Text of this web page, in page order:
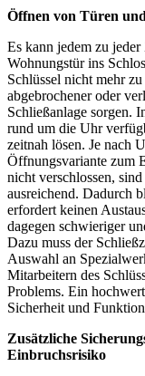
Öffnen von Türen
Es kann jedem zu
Wohnungstür ins
Schlüssel nicht mehr
abgebrochener oder
Schließanlage sorgen.
rund um die Uhr
zeitnah lösen. Je nach
Öffnungsvariante zum
nicht verschlossen,
ausreichend. Dadurch
erfordert keinen
dagegen schwieriger
Dazu muss der
Auswahl an
Mitarbeitern des
Problems. Ein
Sicherheit und
Zusätzliche
Einbruchsrisiko